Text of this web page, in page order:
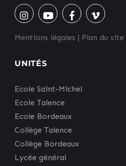
Mentions légales | Plan du site
UNITÉS
Ecole Saint-Michel
Ecole Talence
Ecole Bordeaux
Collège Talence
Collège Bordeaux
Lycée général